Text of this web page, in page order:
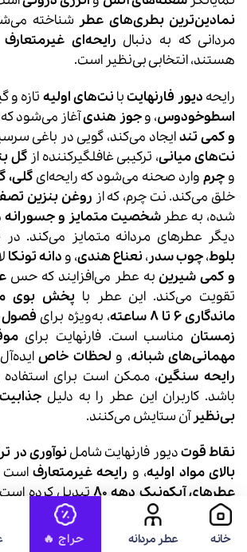
نمادین‌ترین بطری‌های عطر شناخته
مردانی که به دنبال رایحه‌ای غیرمتعارف
هستند، انتخابی بی‌نظیر است.
رایحه دیور فارنهایتبانت‌های اولیه تازه و
اسطوخودوس، وجوز هندیآغاز می‌شود
و کمی تندایجاد می‌کند، گویی در باغی
نت‌های میانی، ترکیبی غافلگیرکننده از گل
و چرموارد صحنه می‌شود که رایحه‌ایگلی،
خلق می‌کند. نت چرم، که از روغن بنزین
شده، به عطرشخصیت متمایز و جسورانه
دیگر عطرهای مردانه متمایز می‌کند. در
بلوط،چوب سدر،نعناع هندی، و دانه تونکا
و کمی شیرین به عطر می‌افزایند که حس
تقویت می‌کند. این عطر با پخش بوی
ماندگاری 6 تا 8 ساعته
، به‌ویژه برای
زمستان مناسب است. فارنهایت برای
مهمانی‌های شبانه، و لحظات خاص
رایحه سنگین، ممکن است برای استفاده
باشد. کاربران این عطر را به دلیل
بی‌نظیرآن ستایش می‌کنند.
نقاط قوتدیور فارنهایت شاملنوآوری در
بالای مواد اولیه، و رایحه غیرمتعارف است
عطرهای آیکونیک دهه 80
تبدیل کرده
شخصیت قویو بازخورد مثبت اطرافیان
،
رسمی و شبانه، شهرت دارد و اغلب
خانه عطر مردانه